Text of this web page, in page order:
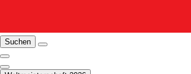
Suchen